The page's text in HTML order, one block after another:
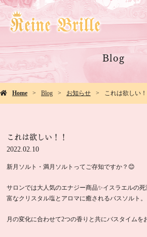
Blog
Home Blog お知らせ これは欲しい！
これは欲しい！！
2022.02.10
新月ソルト・満月ソルトってご存知ですか？😊
サロンでは大人気のエナジー商品✨イスラエルの
富なクリスタル塩とアロマに癒されるバスソルト。
月の変化に合わせて2つの香りと共にバスタイムを